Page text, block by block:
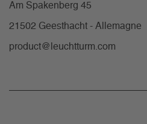
Am Spakenberg 45
21502 Geesthacht - Allemagne
product@leuchtturm.com